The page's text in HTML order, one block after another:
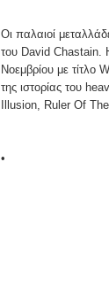
Οι παλαιοί
του David Chastain.
Νοεμβρίου με τίτλο
της ιστορίας του
Illusion, Ruler Of
•